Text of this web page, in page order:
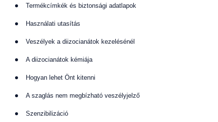
Termékcímkék és biztonsági adatlapok
Használati utasítás
Veszélyek a diizocianátok kezelésénél
A diizocianátok kémiája
Hogyan lehet Önt kitenni
A szaglás nem megbízható veszélyjelző
Szenzibilizáció